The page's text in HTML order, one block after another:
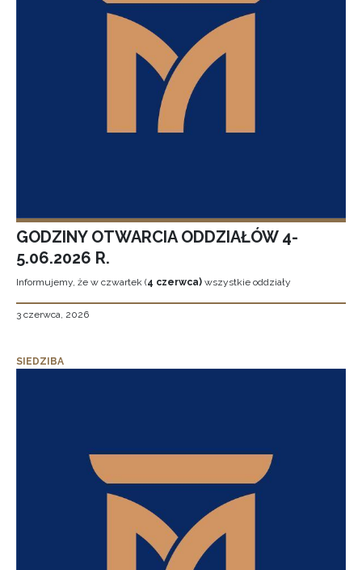
GODZINY OTWARCIA ODDZIAŁÓW 4-
5.06.2026 R.
Informujemy, że w czwartek (4 czerwca) wszystkie oddziały
3 czerwca, 2026
SIEDZIBA